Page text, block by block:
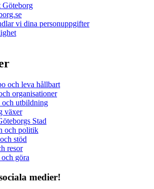
vi dina personuppgifter
och leva hållbart
organisationer
och utbildning
växer
Stad
och politik
stöd
resor
göra
medier!